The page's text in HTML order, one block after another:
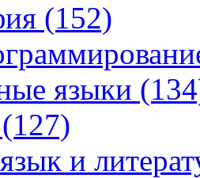
(152)
языки
и